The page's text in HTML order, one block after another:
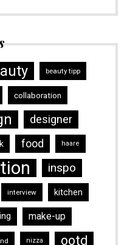
beauty tipp
collaboration
designer
food haare
inspo
interview kitchen
make-up
nizza ootd